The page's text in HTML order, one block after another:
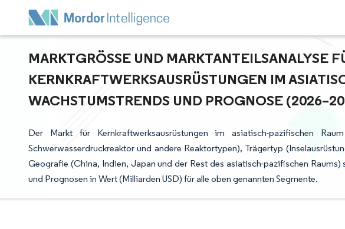
MARKTGRÖSSE UND MARKTANTEILSANALYSE
ERNKRAFTWERKSAUSRÜSTUNGEN IM
ACHSTUMSTRENDS UND PROGNOSE
Der Markt für Kernkraftwerksausrüstungen im asiatisch-pazifischen
Schwerwasserdruckreaktor und andere Reaktortypen), Trägertyp
Geografie (China, Indien, Japan und der Rest des asiatisch-pazifischen
und Prognosen in Wert (Milliarden USD) für alle oben genannten Segmente.